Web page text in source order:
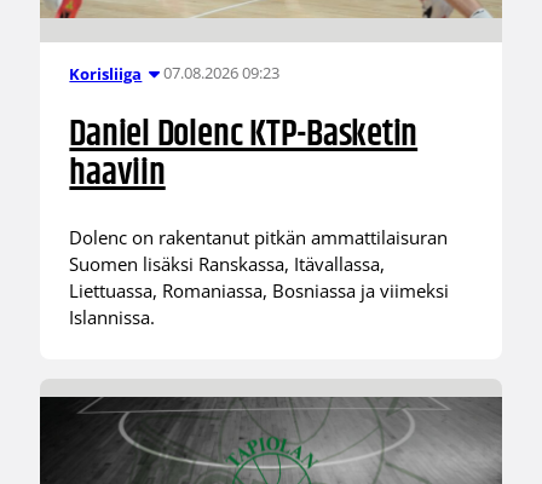
Korisliiga 07.08.2026 09:23
Daniel Dolenc KTP-Basketin
haaviin
Dolenc on rakentanut pitkän ammattilaisuran
Suomen lisäksi Ranskassa, Itävallassa,
Liettuassa, Romaniassa, Bosniassa ja viimeksi
Islannissa.